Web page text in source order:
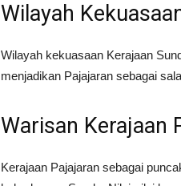
Wilayah
Wilayah kekuasaan Kerajaan
menjadikan Pajajaran sebagai
Warisan Kerajaan
Kerajaan Pajajaran sebagai